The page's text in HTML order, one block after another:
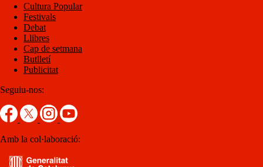
Cultura Popular
Festivals
Debat
Llibres
Cap de setmana
Butlletí
Publicitat
Seguiu-nos:
Amb la col·laboració: